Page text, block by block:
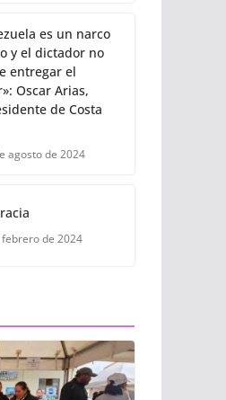
es un narco
y el dictador no
entregar el
Oscar Arias,
de Costa
agosto de 2024
de 2024